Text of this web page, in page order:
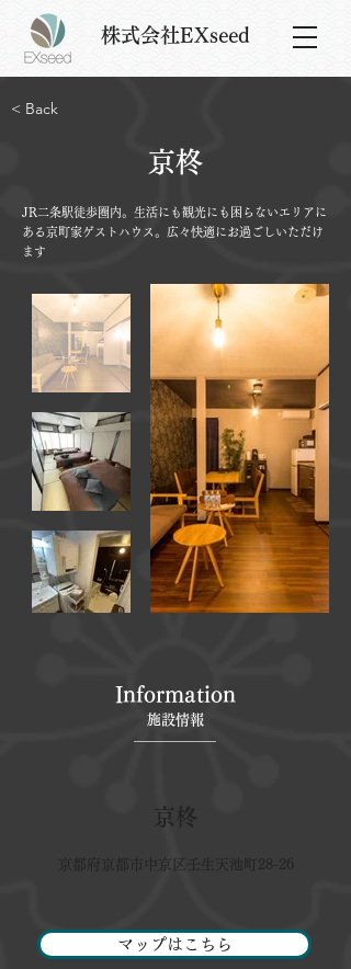
株式会社EXseed
< Back
京柊
JR二条駅徒歩圏内。生活にも観光にも困らないエリアに
ある京町家ゲストハウス。広々快適にお過ごしいただけ
ます
Information
施設情報
京柊
京都府京都市中京区壬生天池町28-26
マップはこちら